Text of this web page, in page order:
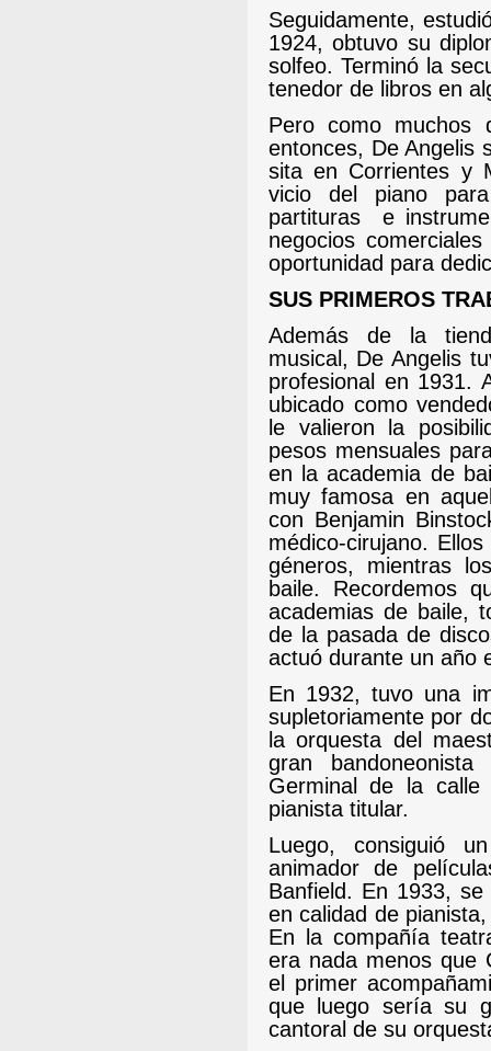
Seguidamente,
1924, obtuvo su
solfeo. Terminó la
tenedor de libros en
Pero como muchos
entonces, De Angelis
sita en Corrientes y
vicio del piano
partituras
e
negocios
oportunidad para
SUS PRIMEROS
Además de la
musical, De Angelis
profesional en 1931.
ubicado como
le valieron la
pesos mensuales
en la academia de
muy famosa en
con Benjamin
médico-cirujano.
géneros, mientras
baile. Recordemos
academias de baile,
de la pasada de
actuó durante un año
En 1932, tuvo una
supletoriamente por
la orquesta del
gran
Germinal de la
pianista titular.
Luego, consiguió
animador de
Banfield. En 1933, se
en calidad de
En la compañía
era nada menos que
el primer
que luego sería su
cantoral de su